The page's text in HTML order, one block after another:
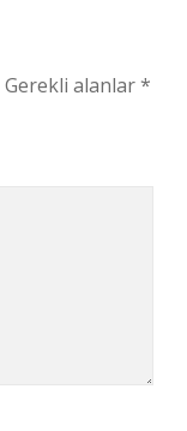
Gerekli alanlar*